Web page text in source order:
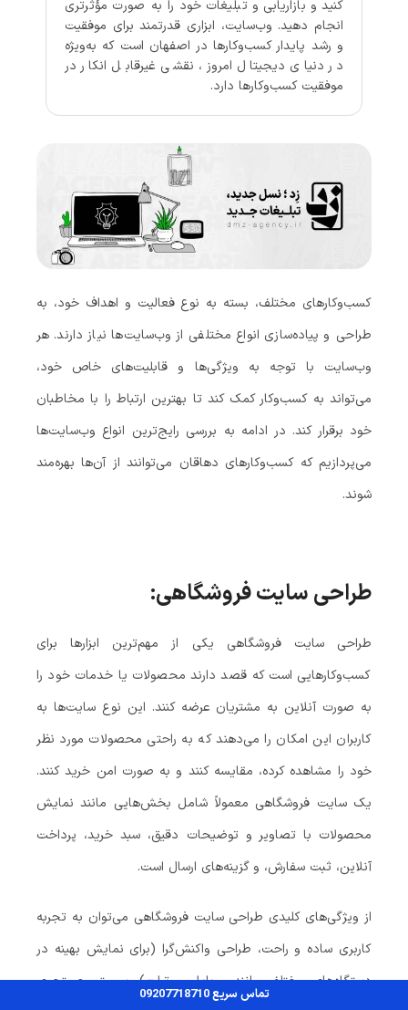
کنید و بازاریابی و تبلیغات خود را به صورت مؤثرتری
انجام دهید. وب‌سایت، ابزاری قدرتمند برای موفقیت
و رشد پایدار کسب‌وکارها در اصفهان است که به‌ویژه
در دنیای دیجیتال امروز، نقشی غیرقابل انکار در
موفقیت کسب‌وکارها دارد.
کسب‌وکارهای مختلف، بسته به نوع فعالیت و اهداف خود، به
طراحی و پیاده‌سازی انواع مختلفی از وب‌سایت‌ها نیاز دارند. هر
وب‌سایت با توجه به ویژگی‌ها و قابلیت‌های خاص خود،
می‌تواند به کسب‌وکار کمک کند تا بهترین ارتباط را با مخاطبان
خود برقرار کند. در ادامه به بررسی رایج‌ترین انواع وب‌سایت‌ها
می‌پردازیم که کسب‌وکارهای دهاقان می‌توانند از آن‌ها بهره‌مند
شوند.
طراحی سایت فروشگاهی:
طراحی سایت فروشگاهی یکی از مهم‌ترین ابزارها برای
کسب‌وکارهایی است که قصد دارند محصولات یا خدمات خود را
به صورت آنلاین به مشتریان عرضه کنند. این نوع سایت‌ها به
کاربران این امکان را می‌دهند که به راحتی محصولات مورد نظر
خود را مشاهده کرده، مقایسه کنند و به صورت امن خرید کنند.
یک سایت فروشگاهی معمولاً شامل بخش‌هایی مانند نمایش
محصولات با تصاویر و توضیحات دقیق، سبد خرید، پرداخت
آنلاین، ثبت سفارش، و گزینه‌های ارسال است.
از ویژگی‌های کلیدی طراحی سایت فروشگاهی می‌توان به تجربه
کاربری ساده و راحت، طراحی واکنش‌گرا (برای نمایش بهینه در
دستگاه‌های مختلف مانند موبایل و تبلت)، سیستم جستجوی
تماس سریع 09207718710